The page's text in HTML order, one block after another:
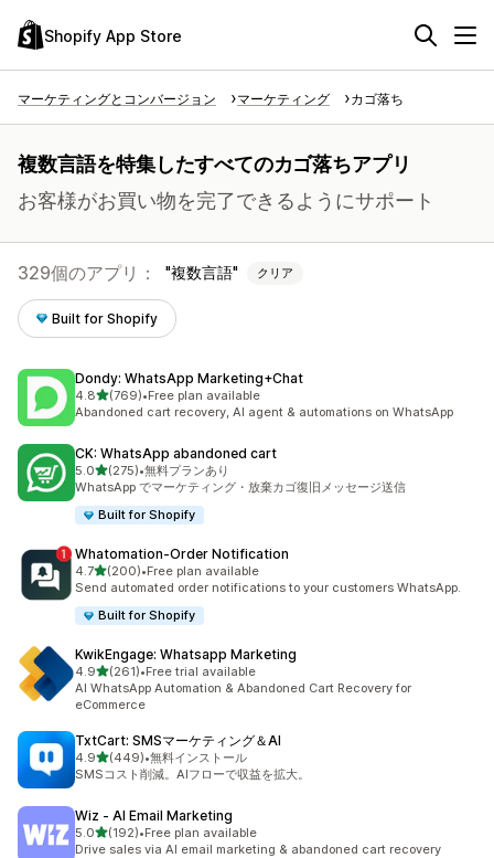
Shopify App Store
マーケティングとコンバージョン マーケティング カゴ落ち
複数言語を特集したすべてのカゴ落ちアプリ
お客様がお買い物を完了できるようにサポート
329個のアプリ： 複数言語 クリア
Built for Shopify
Dondy: WhatsApp Marketing+Chat
4.85つ星中
(769)
合計レビュー数：769件
•Free plan available
Abandoned cart recovery, AI agent & automations on WhatsApp
CK: WhatsApp abandoned cart
5.05つ星中
(275)
合計レビュー数：275件
•無料プランあり
WhatsApp でマーケティング・放棄カゴ復旧メッセージ送信
Built for Shopify
Whatomation‑Order Notification
4.75つ星中
(200)
合計レビュー数：200件
•Free plan available
Send automated order notifications to your customers WhatsApp.
Built for Shopify
KwikEngage: Whatsapp Marketing
4.95つ星中
(261)
合計レビュー数：261件
•Free trial available
AI WhatsApp Automation & Abandoned Cart Recovery for
eCommerce
TxtCart: SMSマーケティング＆AI
4.95つ星中
(449)
合計レビュー数：449件
•無料インストール
SMSコスト削減。AIフローで収益を拡大。
Wiz ‑ AI Email Marketing
5.05つ星中
(192)
合計レビュー数：192件
•Free plan available
Drive sales via AI email marketing & abandoned cart recovery